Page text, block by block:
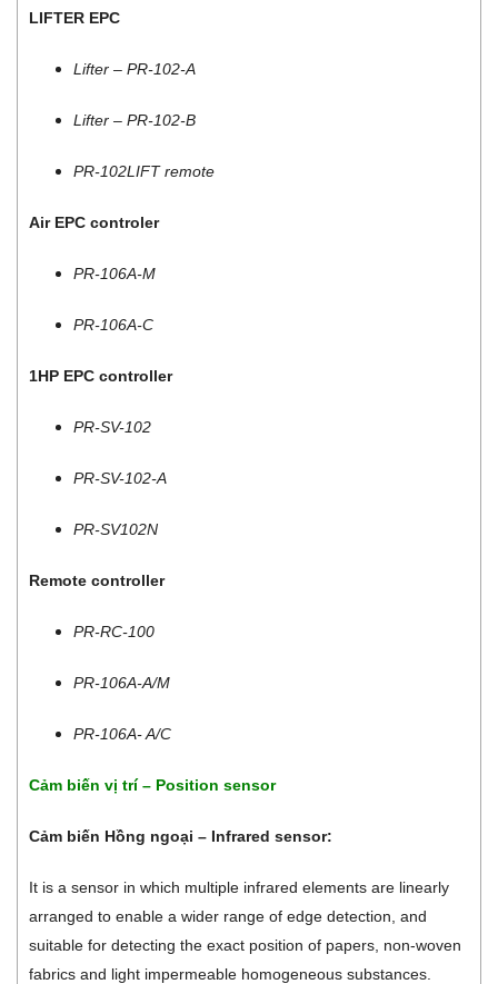
LIFTER EPC
Lifter – PR-102-A
Lifter – PR-102-B
PR-102LIFT remote
Air EPC controler
PR-106A-M
PR-106A-C
1HP EPC controller
PR-SV-102
PR-SV-102-A
PR-SV102N
Remote controller
PR-RC-100
PR-106A-A/M
PR-106A- A/C
Cảm biến vị trí – Position sensor
Cảm biến Hồng ngoại – Infrared sensor:
It is a sensor in which multiple infrared elements are linearly
arranged to enable a wider range of edge detection, and
suitable for detecting the exact position of papers, non-woven
fabrics and light impermeable homogeneous substances.